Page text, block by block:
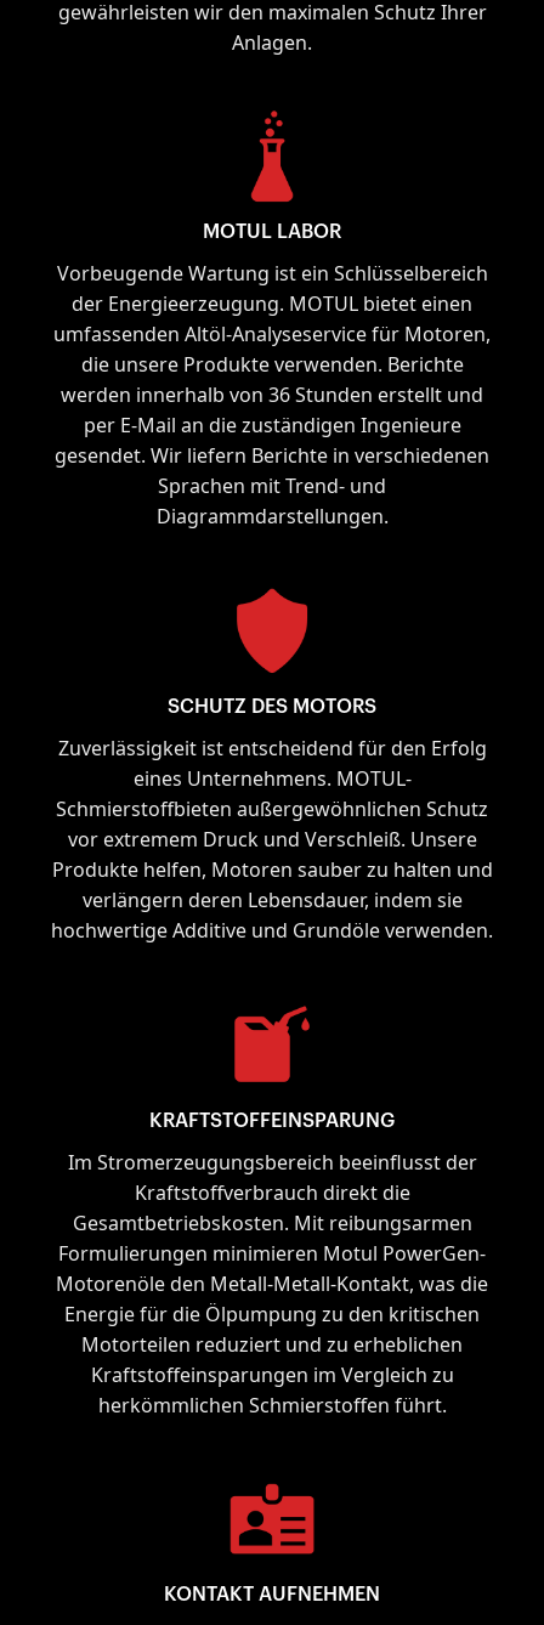
gewährleisten wir den maximalen Schutz Ihrer
Anlagen.
MOTUL LABOR
Vorbeugende Wartung ist ein Schlüsselbereich
der Energieerzeugung. MOTUL bietet einen
umfassenden Altöl-Analyseservice für Motoren,
die unsere Produkte verwenden. Berichte
werden innerhalb von 36 Stunden erstellt und
per E-Mail an die zuständigen Ingenieure
gesendet. Wir liefern Berichte in verschiedenen
Sprachen mit Trend- und
Diagrammdarstellungen.
SCHUTZ DES MOTORS
Zuverlässigkeit ist entscheidend für den Erfolg
eines Unternehmens. MOTUL-
Schmierstoffbieten außergewöhnlichen Schutz
vor extremem Druck und Verschleiß. Unsere
Produkte helfen, Motoren sauber zu halten und
verlängern deren Lebensdauer, indem sie
hochwertige Additive und Grundöle verwenden.
KRAFTSTOFFEINSPARUNG
Im Stromerzeugungsbereich beeinflusst der
Kraftstoffverbrauch direkt die
Gesamtbetriebskosten. Mit reibungsarmen
Formulierungen minimieren Motul PowerGen-
Motorenöle den Metall-Metall-Kontakt, was die
Energie für die Ölpumpung zu den kritischen
Motorteilen reduziert und zu erheblichen
Kraftstoffeinsparungen im Vergleich zu
herkömmlichen Schmierstoffen führt.
KONTAKT AUFNEHMEN